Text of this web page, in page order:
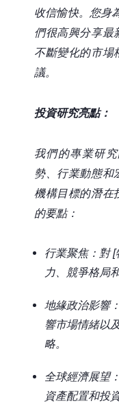
收信愉快。您身
們很高興分享最
不斷變化的市場
議。
投資研究亮點：
我們的專業研
勢、行業動態和
機構目標的潛在
的要點：
行業聚焦：對[
力、競爭格局
地緣政治影響
響市場情緒以
略。
全球經濟展望
資產配置和投